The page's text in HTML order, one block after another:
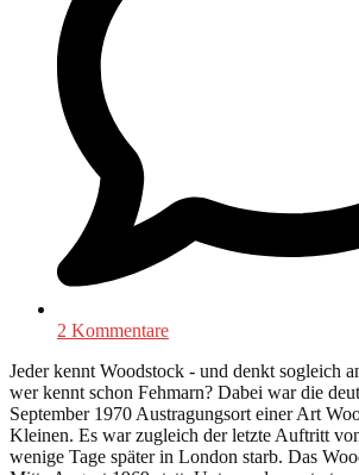
2 Kommentare
Jeder kennt Woodstock - und denkt sogleich
wer kennt schon Fehmarn? Dabei war die
September 1970 Austragungsort einer Art
Kleinen. Es war zugleich der letzte Auftritt
wenige Tage später in London starb. Das